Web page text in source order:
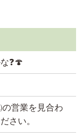
❓🍄
営業を見合わ
さい。